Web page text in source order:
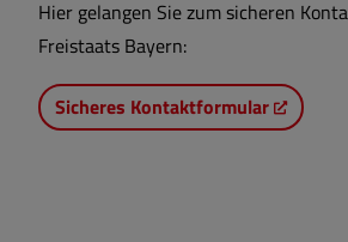
Ortsrecht
Wahlen
Hier gelangen Sie zum sicheren
Freistaats Bayern:
Sicheres Kontaktformular